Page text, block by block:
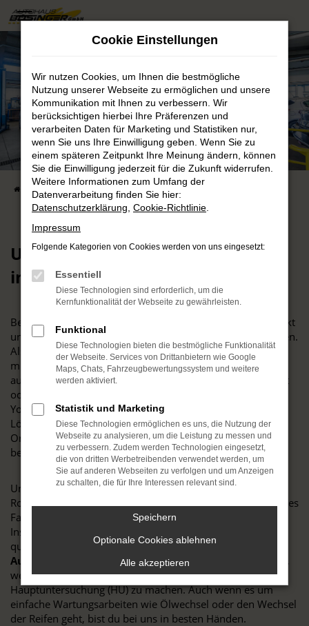
Zum
Hauptinhalt
Unsere Werkstattleistungen
in St. Georgen
Bei uns in St. Georgen steht der Opel Service im Mittelpunkt
unserer täglichen Arbeit und liegt uns besonders am Herzen.
Als langjähriger und erfahrener Servicepartner der Marke
mit dem Blitz kennen wir die Fahrzeuge von Opel in- und
auswendig. Ganz gleich, ob du ein modernes Modell fährst
oder mit einem älteren Fahrzeug beziehungsweise einem
Youngtimer zu uns kommst – wir finden die passende
Lösung. Dank unserer Expertise und dem Einsatz von Opel
Originalteilen sorgen wir dafür, dass dein Fahrzeug stets
bestens betreut wird und lange auf den Straßen bleibt.
Unser Leistungsspektrum deckt selbstverständlich alle
Routinearbeiten ab, die für den reibungslosen Betrieb deines
Fahrzeugs notwendig sind. Dazu zählen sämtliche
Inspektionen und Checks, die bei uns in der Werkstatt von
qualifizierten Fachkräften durchgeführt werden.
Autohaus Bösinger
in St. Georgen ist die richtige Adresse,
wenn es darum geht, dein Fahrzeug fit für die nächste
Hauptuntersuchung (HU) zu machen. Auch wenn es um
einfache Wartungsarbeiten wie Ölwechsel oder den Wechsel
der Reifen geht, bist du bei uns in besten Händen.
Cookie Einstellungen
Wir nutzen Cookies, um Ihnen die bestmögliche
Nutzung unserer Webseite zu ermöglichen und unsere
Kommunikation mit Ihnen zu verbessern. Wir
berücksichtigen hierbei Ihre Präferenzen und
verarbeiten Daten für Marketing und Statistiken nur,
wenn Sie uns Ihre Einwilligung geben. Wenn Sie zu
einem späteren Zeitpunkt Ihre Meinung ändern, können
Sie die Einwilligung jederzeit für die Zukunft widerrufen.
Weitere Informationen zum Umfang der
Datenverarbeitung finden Sie hier:
Datenschutzerklärung Cookie-Richtlinie
Impressum
Folgende Kategorien von Cookies werden von uns eingesetzt:
Essentiell
Diese Technologien sind erforderlich, um die
Kernfunktionalität der Webseite zu gewährleisten.
Funktional
Diese Technologien bieten die bestmögliche Funktionalität
der Webseite. Services von Drittanbietern wie Google
Maps, Chats, Fahrzeugbewertungssystem und weitere
werden aktiviert.
Statistik und Marketing
Diese Technologien ermöglichen es uns, die Nutzung der
Webseite zu analysieren, um die Leistung zu messen und
zu verbessern. Zudem werden Technologien eingesetzt,
die von dritten Werbetreibenden verwendet werden, um
Sie auf anderen Webseiten zu verfolgen und um Anzeigen
zu schalten, die für Ihre Interessen relevant sind.
Speichern
Optionale Cookies ablehnen
Alle akzeptieren